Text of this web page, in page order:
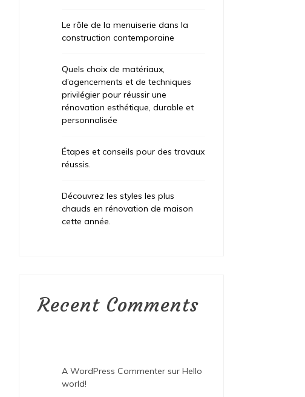
Le rôle de la menuiserie dans la
construction contemporaine
Quels choix de matériaux,
d’agencements et de techniques
privilégier pour réussir une
rénovation esthétique, durable et
personnalisée
Étapes et conseils pour des travaux
réussis.
Découvrez les styles les plus
chauds en rénovation de maison
cette année.
Recent Comments
A WordPress Commenter surHello
world!